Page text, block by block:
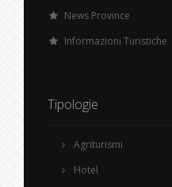
News Province
Informazioni Turistiche
Tipologie
Agriturismi
Hotel